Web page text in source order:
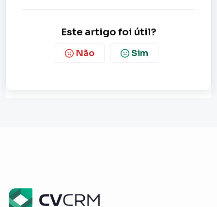
Este artigo foi útil?
Não Sim